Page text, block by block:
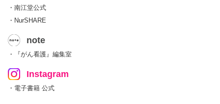
・南江堂公式
・NurSHARE
note
・『がん看護』編集室
Instagram
・電子書籍 公式